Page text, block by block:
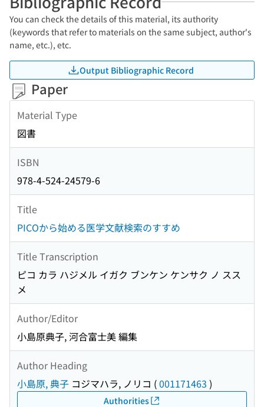
You can check the details of this material, its authority
(keywords that refer to materials on the same subject, author's
name, etc.), etc.
Output Bibliographic Record
Paper
Material Type
図書
ISBN
978-4-524-24579-6
Title
PICOから始める医学文献検索のすすめ
Title Transcription
ピコ カラ ハジメル イガク ブンケン ケンサク ノ スス
メ
Author/Editor
小島原典子, 河合富士美 編集
Author Heading
小島原, 典子 コジマハラ, ノリコ (001171463 )
Authorities